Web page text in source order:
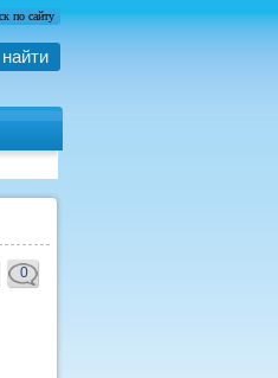
по сайту
найти
0